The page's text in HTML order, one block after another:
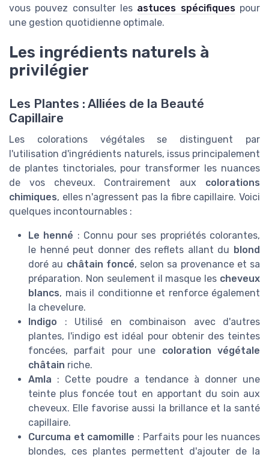
vous pouvez consulter les astuces spécifiquespour
une gestion quotidienne optimale.
Les ingrédients naturels à
privilégier
Les Plantes : Alliées de la Beauté
Capillaire
Les colorations végétales se distinguent par
l'utilisation d'ingrédients naturels, issus principalement
de plantes tinctoriales, pour transformer les nuances
de vos cheveux. Contrairement aux colorations
chimiques, elles n'agressent pas la fibre capillaire. Voici
quelques incontournables :
Le henné : Connu pour ses propriétés colorantes,
le henné peut donner des reflets allant du blond
doré au châtain foncé, selon sa provenance et sa
préparation. Non seulement il masque les cheveux
blancs, mais il conditionne et renforce également
la chevelure.
Indigo : Utilisé en combinaison avec d'autres
plantes, l'indigo est idéal pour obtenir des teintes
foncées, parfait pour une coloration végétale
châtain riche.
Amla : Cette poudre a tendance à donner une
teinte plus foncée tout en apportant du soin aux
cheveux. Elle favorise aussi la brillance et la santé
capillaire.
Curcuma et camomille : Parfaits pour les nuances
blondes, ces plantes permettent d'ajouter de la